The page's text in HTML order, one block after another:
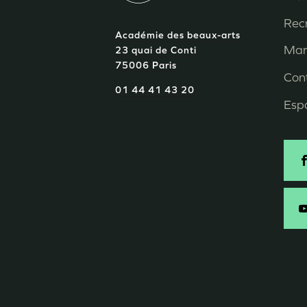
Académie des beaux-arts
23 quai de Conti
75006 Paris
01 44 41 43 20